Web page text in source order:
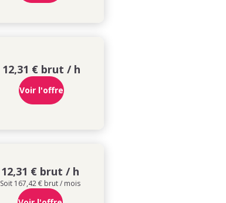
12,31 € brut / h
Voir l'offre
12,31 € brut / h
Soit 167,42 € brut / mois